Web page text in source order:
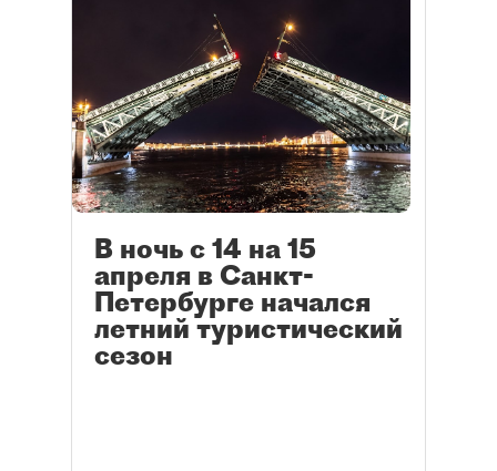
В ночь с 14 на 15
апреля в Санкт-
Петербурге начался
летний туристический
сезон